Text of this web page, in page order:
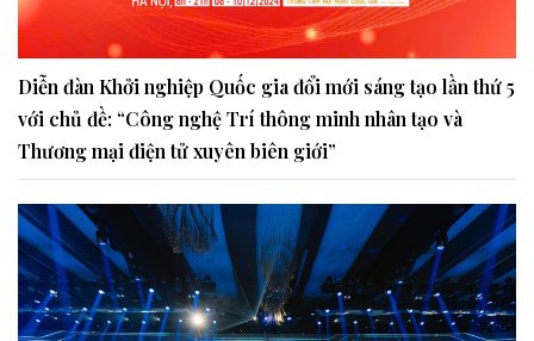
Diễn đàn Khởi nghiệp Quốc gia đổi mới sáng tạo lần thứ 5
với chủ đề: “Công nghệ Trí thông minh nhân tạo và
Thương mại điện tử xuyên biên giới”